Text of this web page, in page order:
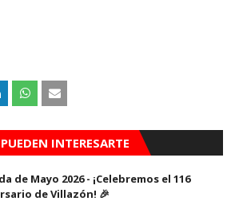
INTERESARTE
de Mayo 2026 - ¡Celebremos el 116
de Villazón! 🎉